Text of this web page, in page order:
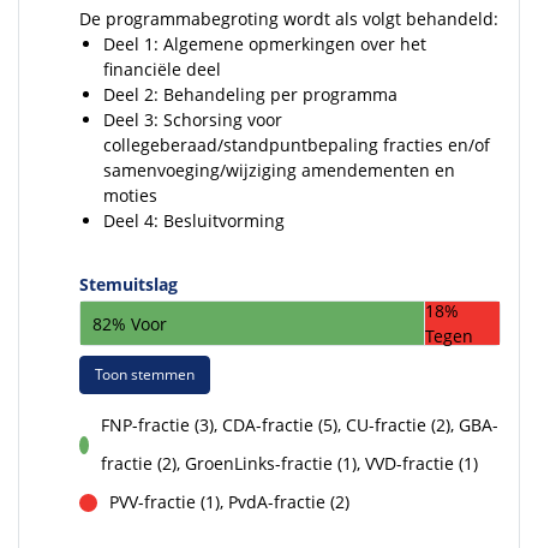
De programmabegroting wordt als volgt behandeld:
Deel 1: Algemene opmerkingen over het
financiële deel
Deel 2: Behandeling per programma
Deel 3: Schorsing voor
collegeberaad/standpuntbepaling fracties en/of
samenvoeging/wijziging amendementen en
moties
Deel 4: Besluitvorming
Stemuitslag
82% Voor
18%
Tegen
Toon stemmen
voor
FNP-fractie (3), CDA-fractie (5), CU-fractie (2), GBA-
fractie (2), GroenLinks-fractie (1), VVD-fractie (1)
tegen
PVV-fractie (1), PvdA-fractie (2)